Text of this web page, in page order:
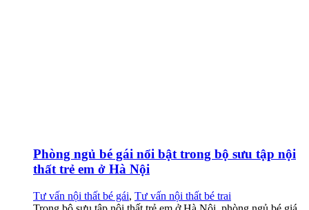
Phòng ngủ bé gái nổi bật trong bộ sưu tập nội
thất trẻ em ở Hà Nội
Tư vấn nội thất bé gái, Tư vấn nội thất bé trai